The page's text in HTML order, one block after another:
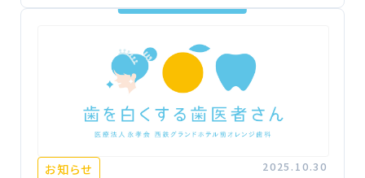
お知らせ 2025.10.30